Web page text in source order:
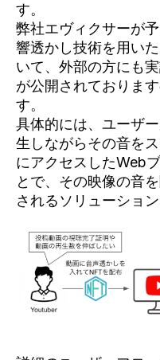
す。
弊社エヴィクサーが
響透かし技術を用い
いて、外部の方にも
が公開されておりま
す。
具体的には、ユーザ
生しながらその音を
にアクセスしたWeb
とで、その映像の音
されるソリューショ